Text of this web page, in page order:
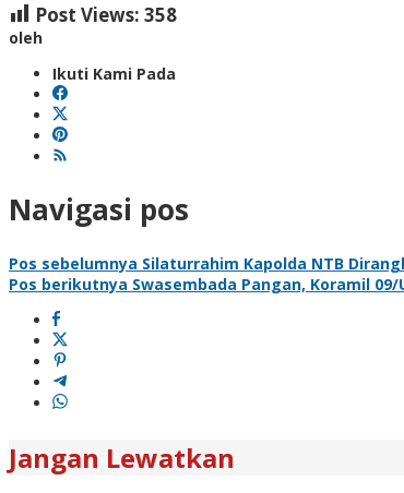
Post Views: 358
oleh
Ikuti Kami Pada
Navigasi pos
Pos sebelumnya Silaturrahim Kapolda NTB
Pos berikutnya Swasembada Pangan, Koramil
Jangan Lewatkan